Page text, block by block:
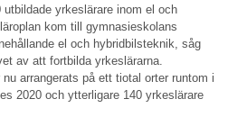
utbildade yrkeslärare inom el och
kom till gymnasieskolans
el och hybridbilsteknik, såg
av att fortbilda yrkeslärarna.
arrangerats på ett tiotal orter runtom i
2020 och ytterligare 140 yrkeslärare